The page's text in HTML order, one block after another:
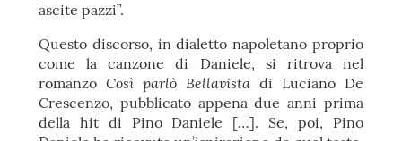
ascite pazzi”.
Questo discorso, in dialetto napoletano proprio
come la canzone di Daniele, si ritrova nel
romanzo Così parlò Bellavista di Luciano De
Crescenzo, pubblicato appena due anni prima
della hit di Pino Daniele […]. Se, poi, Pino